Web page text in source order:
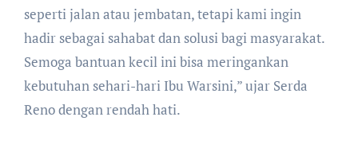
seperti jalan atau jembatan, tetapi kami ingin
hadir sebagai sahabat dan solusi bagi masyarakat.
Semoga bantuan kecil ini bisa meringankan
kebutuhan sehari-hari Ibu Warsini,” ujar Serda
Reno dengan rendah hati.